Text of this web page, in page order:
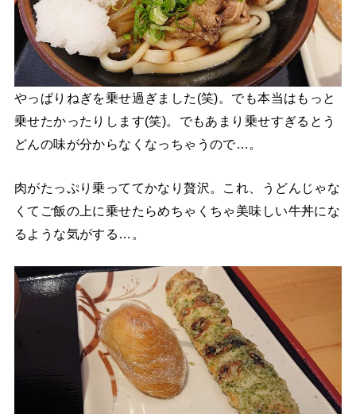
やっぱりねぎを乗せ過ぎました(笑)。でも本当はもっと
乗せたかったりします(笑)。でもあまり乗せすぎるとう
どんの味が分からなくなっちゃうので…。
肉がたっぷり乗っててかなり贅沢。これ、うどんじゃな
くてご飯の上に乗せたらめちゃくちゃ美味しい牛丼にな
るような気がする…。